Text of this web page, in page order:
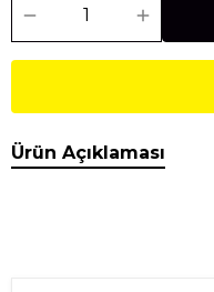
Ürün Açıklaması